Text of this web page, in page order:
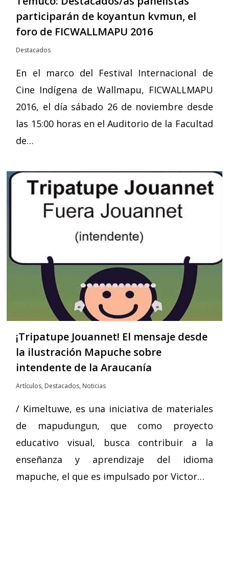
participarán de koyantun kvmun, el
foro de FICWALLMAPU 2016
Destacados
En el marco del Festival Internacional de
Cine Indígena de Wallmapu, FICWALLMAPU
2016, el día sábado 26 de noviembre desde
las 15:00 horas en el Auditorio de la Facultad
de…
¡Tripatupe Jouannet! El mensaje desde
la ilustración Mapuche sobre
intendente de la Araucanía
Artículos, Destacados, Noticias
/ Kimeltuwe, es una iniciativa de materiales
de mapudungun, que como proyecto
educativo visual, busca contribuir a la
enseñanza y aprendizaje del idioma
mapuche, el que es impulsado por Victor…